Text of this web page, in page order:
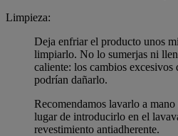
Limpieza:
Deja enfriar el producto unos
limpiarlo. No lo sumerjas ni
caliente: los cambios excesivos
podrían dañarlo.
Recomendamos lavarlo a
lugar de introducirlo en el
revestimiento antiadherente.